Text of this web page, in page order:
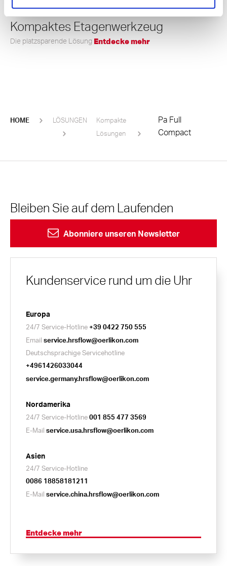
Kompaktes Etagenwerkzeug
Die platzsparende Lösung Entdecke mehr
HOME LÖSUNGEN
Kompakte
Lösungen
Pa Full
Compact
Bleiben Sie auf dem Laufenden
Abonniere unseren Newsletter
Kundenservice rund um die Uhr
Europa
24/7 Service-Hotline+39 0422 750 555
Email service.hrsflow@oerlikon.com
Deutschsprachige Servicehotline
+4961426033044
service.germany.hrsflow@oerlikon.com
Nordamerika
24/7 Service-Hotline001 855 477 3569
E-Mail service.usa.hrsflow@oerlikon.com
Asien
24/7 Service-Hotline
0086 18858181211
E-Mail service.china.hrsflow@oerlikon.com
Entdecke mehr